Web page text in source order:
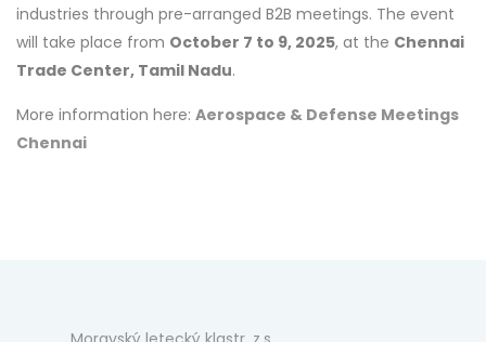
industries through pre-arranged B2B meetings. The event
will take place from October 7 to 9, 2025, at the Chennai
Trade Center, Tamil Nadu.
More information here: Aerospace & Defense Meetings
Chennai